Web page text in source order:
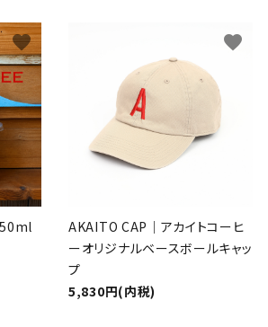
favorite
AKAITO CAP｜アカイトコーヒ
ーオリジナルベースボールキャッ
プ
5,830円(内税)
favorite